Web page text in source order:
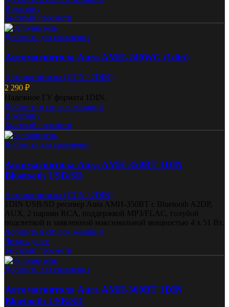
В корзину
Быстрый просмотр
Добавить для сравнения
Автомагнитола Aura AMH-240WG (1din)
Автомагнитолы (1DIN / 2DIN)
2 290 ₽
Надежное ГУ формата 1DIN.
Добавить в список желаний
В корзину
Быстрый просмотр
Добавить для сравнения
Автомагнитола Aura AMH-350BT 1DIN
Bluetooth USB/SD
Автомагнитолы (1DIN / 2DIN)
1DIN USB/SD ресивер Aura AMH-350BT с Bluetooth A2DP,
AUX, 2 парами RCA, поддержкой MP3/FLAC, голубой
подсветкой и заявленной максимальной мощностью 4 x 51 Вт.
Добавить в список желаний
Читать далее
Быстрый просмотр
Добавить для сравнения
Автомагнитола Aura AMH-360BT 1DIN
Bluetooth USB/SD